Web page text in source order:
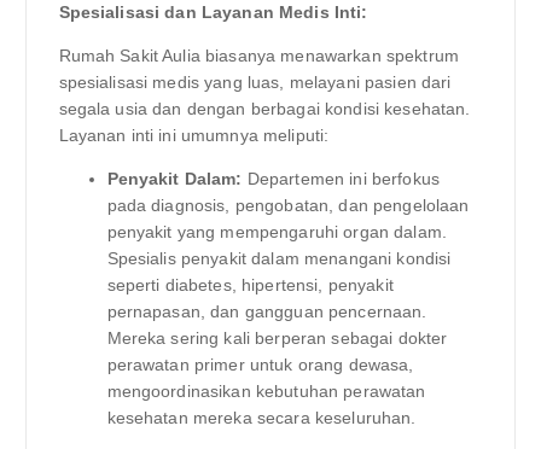
Spesialisasi dan Layanan Medis Inti:
Rumah Sakit Aulia biasanya menawarkan spektrum
spesialisasi medis yang luas, melayani pasien dari
segala usia dan dengan berbagai kondisi kesehatan.
Layanan inti ini umumnya meliputi:
Penyakit Dalam: Departemen ini berfokus
pada diagnosis, pengobatan, dan pengelolaan
penyakit yang mempengaruhi organ dalam.
Spesialis penyakit dalam menangani kondisi
seperti diabetes, hipertensi, penyakit
pernapasan, dan gangguan pencernaan.
Mereka sering kali berperan sebagai dokter
perawatan primer untuk orang dewasa,
mengoordinasikan kebutuhan perawatan
kesehatan mereka secara keseluruhan.